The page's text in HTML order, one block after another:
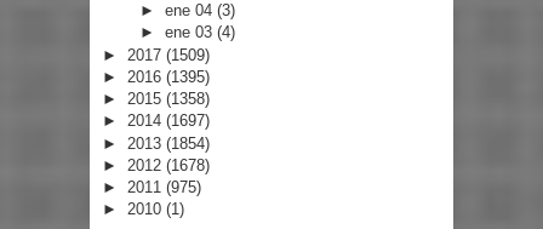
►ene 04(3)
►ene 03(4)
► 2017 (1509)
► 2016 (1395)
► 2015 (1358)
► 2014 (1697)
► 2013 (1854)
► 2012 (1678)
► 2011 (975)
► 2010 (1)